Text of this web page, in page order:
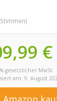
€
gesetzlicher MwSt.
am: 9. August